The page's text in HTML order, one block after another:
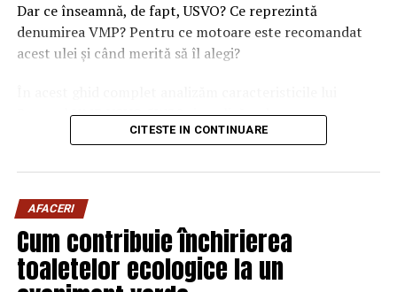
Dar ce înseamnă, de fapt, USVO? Ce reprezintă
denumirea VMP? Pentru ce motoare este recomandat
acest ulei și când merită să îl alegi?
Ravenol VMP USVO 5W30 și explicăm de ce este
considerat unul dintre cele mai performante uleiuri de
Ravenol este un producător german de lubrifianți
fondat în anul 1946 și recunoscut la nivel internațional
pentru dezvoltarea deuleiuri de motor premium
CITESTE IN CONTINUARE
AFACERI
Cum contribuie închirierea
toaletelor ecologice la un